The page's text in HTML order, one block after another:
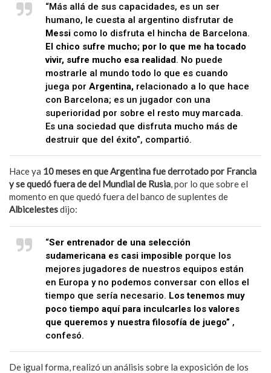
“Más allá de sus capacidades, es un ser
humano, le cuesta al argentino disfrutar de
Messi como lo disfruta el hincha de Barcelona.
El chico sufre mucho; por lo que me ha tocado
vivir, sufre mucho esa realidad. No puede
mostrarle al mundo todo lo que es cuando
juega por Argentina, relacionado a lo que hace
con Barcelona; es un jugador con una
superioridad por sobre el resto muy marcada.
Es una sociedad que disfruta mucho más de
destruir que del éxito”, compartió.
Hace ya 10 meses en que Argentina fue derrotado por Francia
y se quedó fuera de del Mundial de Rusia, por lo que sobre el
momento en que quedó fuera del banco de suplentes de
Albicelestesdijo:
“Ser entrenador de una selección
sudamericana es casi imposible porque los
mejores jugadores de nuestros equipos están
en Europa y no podemos conversar con ellos el
tiempo que sería necesario. Los tenemos muy
poco tiempo aquí para inculcarles los valores
que queremos y nuestra filosofía de juego” ,
confesó.
De igual forma, realizó un análisis sobre la exposición de los